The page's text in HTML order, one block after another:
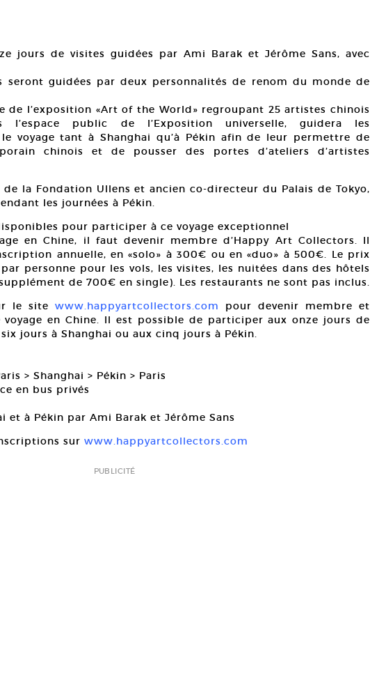
jours de visites guidées par Ami Barak et Jérôme Sans, avec
seront guidées par deux personnalités de renom du monde de
de l’exposition «Art of the World» regroupant 25 artistes chinois
l’espace public de l’Exposition universelle, guidera les
voyage tant à Shanghai qu’à Pékin afin de leur permettre de
chinois et de pousser des portes d’ateliers d’artistes
la Fondation Ullens et ancien co-directeur du Palais de Tokyo,
les journées à Pékin.
pour participer à ce voyage exceptionnel
en Chine, il faut devenir membre d’Happy Art Collectors. Il
annuelle, en «solo» à 300€ ou en «duo» à 500€. Le prix
personne pour les vols, les visites, les nuitées dans des hôtels
de 700€ en single). Les restaurants ne sont pas inclus.
le site www.happyartcollectors.com
pour devenir membre et
voyage en Chine. Il est possible de participer aux onze jours de
jours à Shanghai ou aux cinq jours à Pékin.
> Shanghai > Pékin > Paris
en bus privés
et à Pékin par Ami Barak et Jérôme Sans
sur www.happyartcollectors.com
PUBLICITÉ